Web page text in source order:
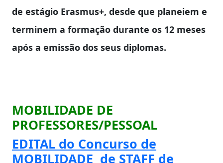
de estágio Erasmus+, desde que planeiem e
terminem a formação durante os 12 meses
após a emissão dos seus diplomas.
MOBILIDADE DE
PROFESSORES/PESSOAL
EDITAL do Concurso de
MOBILIDADE de STAFF de